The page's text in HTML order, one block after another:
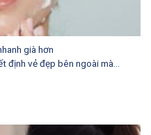
già hơn
định vẻ đẹp bên ngoài mà...